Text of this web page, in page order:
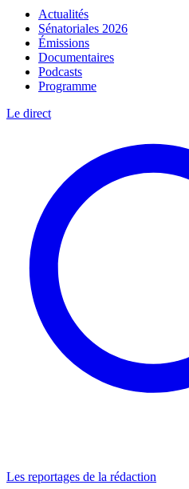
Actualités
Sénatoriales 2026
Émissions
Documentaires
Podcasts
Programme
Le direct
Les reportages de la rédaction